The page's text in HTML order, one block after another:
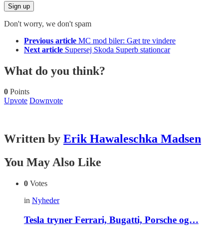
Don't worry, we don't spam
more
Previous article MC mod biler: Gæt tre vindere
Next article Supersej Skoda Superb stationcar
What do you think?
0 Points
Upvote Downvote
Written by Erik Hawaleschka Madsen
You May Also Like
0 Votes
in Nyheder
Tesla tryner Ferrari, Bugatti, Porsche og…